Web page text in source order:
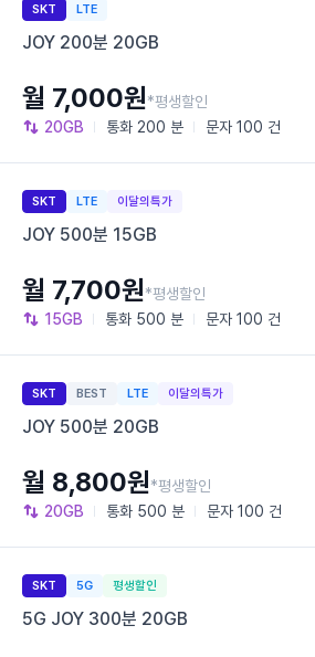
SKT LTE
JOY 200분 20GB
20GB 통화 200 분 문자 100 건
월 7,000원*평생할인
SKT LTE 이달의특가
JOY 500분 15GB
15GB 통화 500 분 문자 100 건
월 7,700원*평생할인
SKT BEST LTE 이달의특가
JOY 500분 20GB
20GB 통화 500 분 문자 100 건
월 8,800원*평생할인
SKT 5G 평생할인
5G JOY 300분 20GB